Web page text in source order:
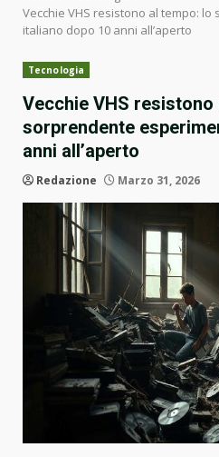
Vecchie VHS resistono al tempo:
italiano dopo 10 anni all’aperto
Tecnologia
Vecchie VHS resistono
sorprendente
anni all’aperto
Redazione Marzo 31, 2026